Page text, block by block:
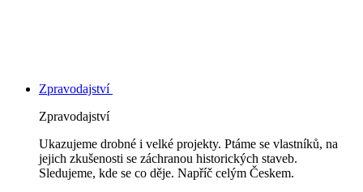
Zpravodajství
Zpravodajství
Ukazujeme drobné i velké projekty. Ptáme se vlastníků, na
jejich zkušenosti se záchranou historických staveb.
Sledujeme, kde se co děje. Napříč celým Českem.